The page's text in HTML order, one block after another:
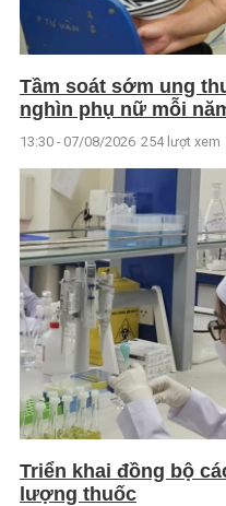
Tầm soát sớm ung
nghìn phụ nữ mỗi
13:30 - 07/08/2026 254 lượt xem
Triển khai đồng bộ
lượng thuốc